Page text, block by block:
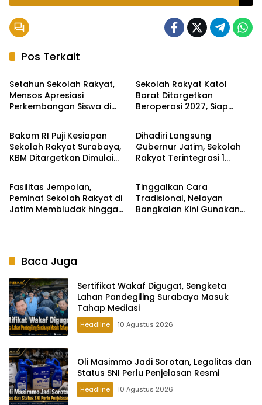
Pos Terkait
Pemerintahan
Setahun Sekolah Rakyat,
Mensos Apresiasi
Perkembangan Siswa di
Sekolah Rakyat Katol
Barat Ditargetkan
Beroperasi 2027, Siap
Pemerintahan
Bakom RI Puji Kesiapan
Sekolah Rakyat Surabaya,
KBM Ditargetkan Dimulai
Pendidikan
Dihadiri Langsung
Gubernur Jatim, Sekolah
Rakyat Terintegrasi 1
Pendidikan
Fasilitas Jempolan,
Peminat Sekolah Rakyat di
Jatim Membludak hingga
Pendidikan
Tinggalkan Cara
Tradisional, Nelayan
Bangkalan Kini Gunakan
Baca Juga
Sertifikat Wakaf Digugat, Sengketa
Lahan Pandegiling Surabaya Masuk
Tahap Mediasi
Headline 10 Agustus 2026
Oli Masimmo Jadi Sorotan, Legalitas dan
Status SNI Perlu Penjelasan Resmi
Headline 10 Agustus 2026